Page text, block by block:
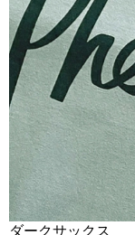
ダークサックス